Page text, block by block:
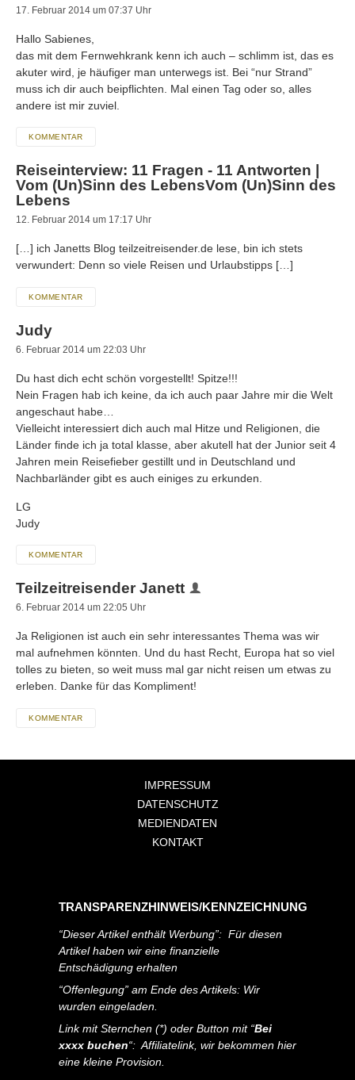
17. Februar 2014 um 07:37 Uhr
Hallo Sabienes,
das mit dem Fernwehkrank kenn ich auch – schlimm ist, das es
akuter wird, je häufiger man unterwegs ist. Bei “nur Strand”
muss ich dir auch beipflichten. Mal einen Tag oder so, alles
andere ist mir zuviel.
KOMMENTAR
Reiseinterview: 11 Fragen - 11 Antworten |
Vom (Un)Sinn des LebensVom (Un)Sinn des
Lebens
12. Februar 2014 um 17:17 Uhr
[…] ich Janetts Blog teilzeitreisender.de lese, bin ich stets
verwundert: Denn so viele Reisen und Urlaubstipps […]
KOMMENTAR
Judy
6. Februar 2014 um 22:03 Uhr
Du hast dich echt schön vorgestellt! Spitze!!!
Nein Fragen hab ich keine, da ich auch paar Jahre mir die Welt
angeschaut habe…
Vielleicht interessiert dich auch mal Hitze und Religionen, die
Länder finde ich ja total klasse, aber akutell hat der Junior seit 4
Jahren mein Reisefieber gestillt und in Deutschland und
Nachbarländer gibt es auch einiges zu erkunden.
LG
Judy
KOMMENTAR
Teilzeitreisender Janett
6. Februar 2014 um 22:05 Uhr
Ja Religionen ist auch ein sehr interessantes Thema was wir
mal aufnehmen könnten. Und du hast Recht, Europa hat so viel
tolles zu bieten, so weit muss mal gar nicht reisen um etwas zu
erleben. Danke für das Kompliment!
KOMMENTAR
IMPRESSUM
DATENSCHUTZ
MEDIENDATEN
KONTAKT
TRANSPARENZHINWEIS/KENNZEICHNUNG
“Dieser Artikel enthält Werbung”: Für diesen
Artikel haben wir eine finanzielle
Entschädigung erhalten
“Offenlegung” am Ende des Artikels: Wir
wurden eingeladen.
Link mit Sternchen (*) oder Button mit “Bei
xxxx buchen“: Affiliatelink, wir bekommen hier
eine kleine Provision.